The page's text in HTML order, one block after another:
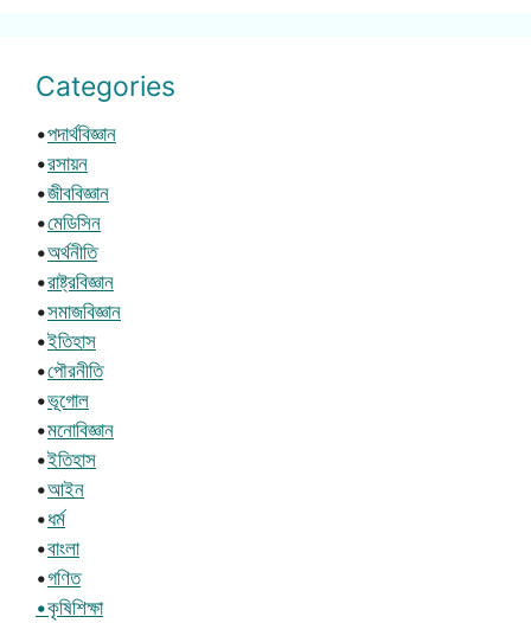
Categories
•পদার্থবিজ্ঞান
•রসায়ন
•জীববিজ্ঞান
•মেডিসিন
•অর্থনীতি
•রাষ্ট্রবিজ্ঞান
•সমাজবিজ্ঞান
•ইতিহাস
•পৌরনীতি
•ভূগোল
•মনোবিজ্ঞান
•ইতিহাস
•আইন
•ধর্ম
•বাংলা
•গণিত
•কৃষিশিক্ষা